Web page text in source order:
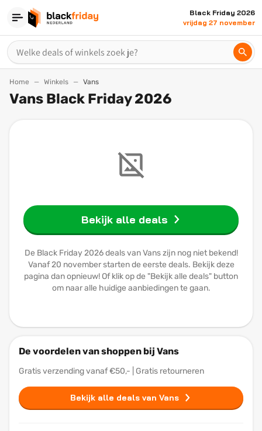
Black Friday 2026
vrijdag 27 november
Home Winkels Vans
Vans Black Friday 2026
Bekijk alle deals
De Black Friday 2026 deals van Vans zijn nog niet bekend!
Vanaf 20 november starten de eerste deals. Bekijk deze
pagina dan opnieuw! Of klik op de "Bekijk alle deals" button
om naar alle huidige aanbiedingen te gaan.
De voordelen van shoppen bij Vans
Gratis verzending vanaf €50,- | Gratis retourneren
Bekijk alle deals van Vans